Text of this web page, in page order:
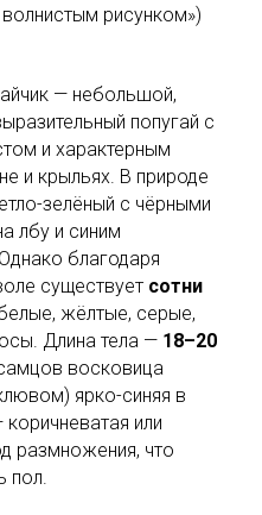
рисунком»)
— небольшой,
попугай с
и характерным
и крыльях. В природе
зелёный с чёрными
лбу и синим
благодаря
существует сотни
жёлтые, серые,
Длина тела — 18–20
восковица
ярко-синяя в
или
размножения, что
пол.